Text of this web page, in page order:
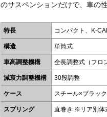
のサスペンションだけで、車の
特長 コンパクト、K-
構造 単筒式
車高調整機構 全長調整式（フロ
減衰力調整機構 30段調整
ケース スチール×ブラッ
スプリング 直巻き ※リア別体